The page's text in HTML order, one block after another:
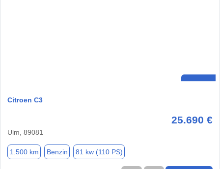
Citroen C3
25.690 €
Ulm, 89081
1.500 km Benzin 81 kw (110 PS)